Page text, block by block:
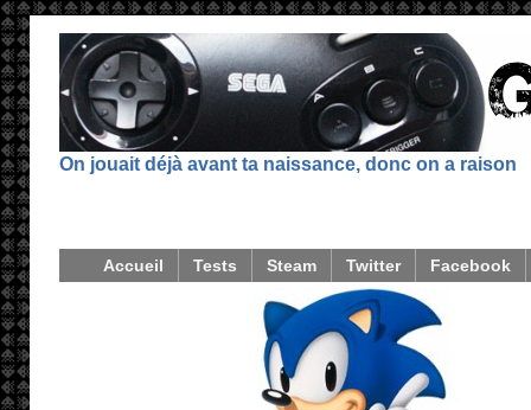
On jouait déjà avant ta naissance, donc on a raison
Accueil Tests Steam Twitter Facebook